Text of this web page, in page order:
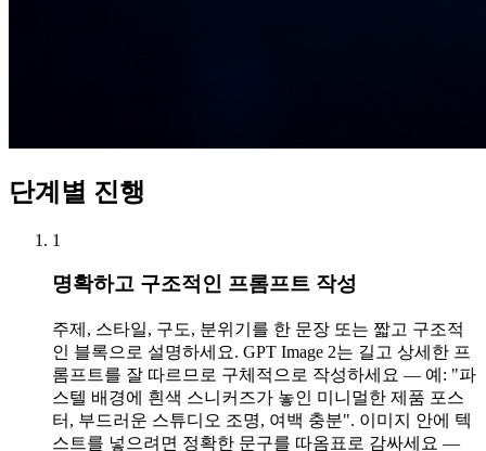
단계별 진행
1
명확하고 구조적인 프롬프트 작성
주제, 스타일, 구도, 분위기를 한 문장 또는 짧고 구조적
인 블록으로 설명하세요. GPT Image 2는 길고 상세한 프
롬프트를 잘 따르므로 구체적으로 작성하세요 — 예: "파
스텔 배경에 흰색 스니커즈가 놓인 미니멀한 제품 포스
터, 부드러운 스튜디오 조명, 여백 충분". 이미지 안에 텍
스트를 넣으려면 정확한 문구를 따옴표로 감싸세요 —